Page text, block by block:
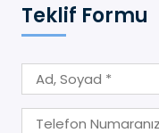
Teklif Formu